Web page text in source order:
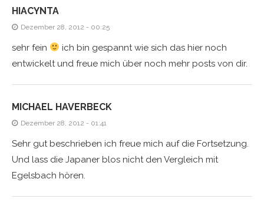
HIACYNTA
Dezember 28, 2012 - 00:25
sehr fein
ich bin gespannt wie sich das hier noch
entwickelt und freue mich über noch mehr posts von dir.
MICHAEL HAVERBECK
Dezember 28, 2012 - 01:41
Sehr gut beschrieben ich freue mich auf die Fortsetzung.
Und lass die Japaner blos nicht den Vergleich mit
Egelsbach hören.